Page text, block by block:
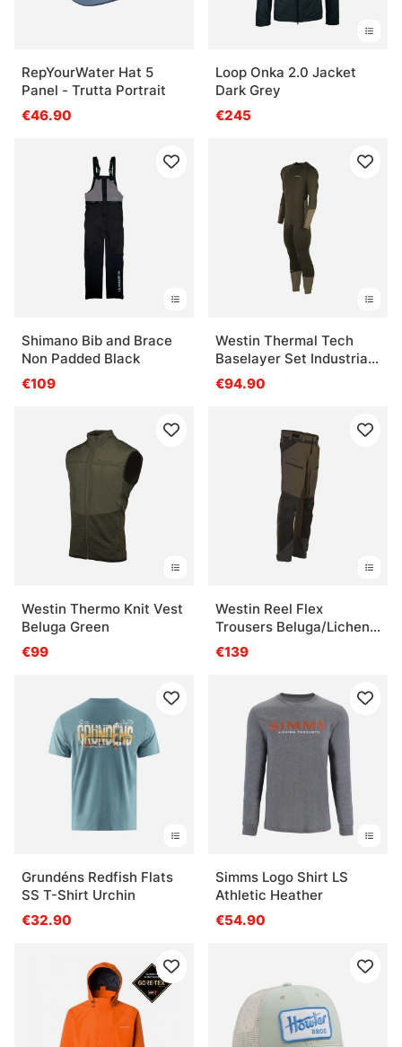
RepYourWater Hat 5
Panel - Trutta Portrait
€46.90
Loop Onka 2.0 Jacket
Dark Grey
€245
Shimano Bib and Brace
Non Padded Black
€109
Westin Thermal Tech
Baselayer Set Industrial
Green
€94.90
Westin Thermo Knit Vest
Beluga Green
€99
Westin Reel Flex
Trousers Beluga/Lichen
Green
€139
Grundéns Redfish Flats
SS T-Shirt Urchin
€32.90
Simms Logo Shirt LS
Athletic Heather
€54.90